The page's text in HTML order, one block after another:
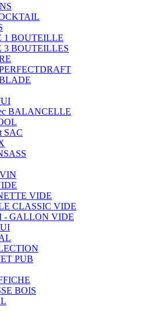
1 BOUTEILLE
3 BOUTEILLES
BALANCELLE
SAC
VIDE
CLASSIC VIDE
- GALLON VIDE
PUB
BOIS